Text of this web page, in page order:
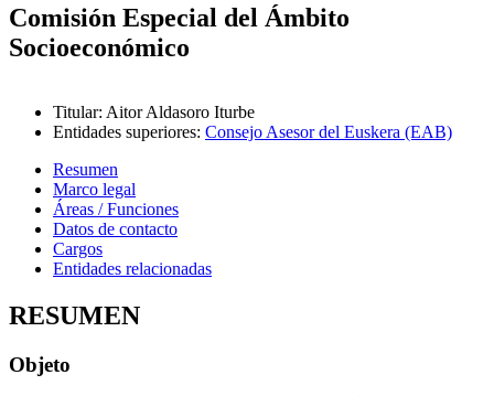
Comisión Especial del Ámbito
Socioeconómico
Titular: Aitor Aldasoro Iturbe
Entidades superiores: Consejo Asesor del Euskera (EAB)
Resumen
Marco legal
Áreas / Funciones
Datos de contacto
Cargos
Entidades relacionadas
RESUMEN
Objeto